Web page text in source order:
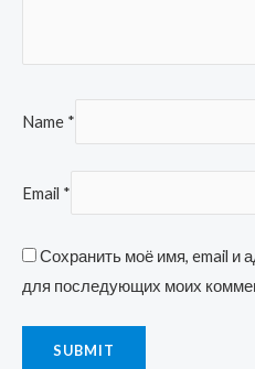
Name *
Email *
Сохранить моё имя, email и
для последующих моих